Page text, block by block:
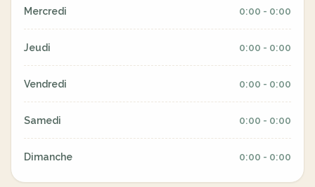
Mercredi 0:00 - 0:00
Jeudi 0:00 - 0:00
Vendredi 0:00 - 0:00
Samedi 0:00 - 0:00
Dimanche 0:00 - 0:00